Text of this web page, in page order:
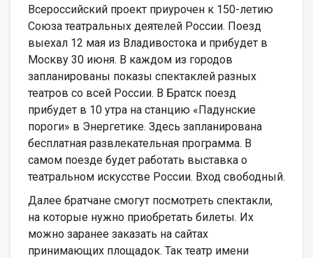
Всероссийский проект приурочен к 150-летию
Союза театральных деятелей России. Поезд
выехал 12 мая из Владивостока и прибудет в
Москву 30 июня. В каждом из городов
запланированы показы спектаклей разных
театров со всей России. В Братск поезд
прибудет в 10 утра на станцию «Падунские
пороги» в Энергетике. Здесь запланирована
бесплатная развлекательная программа. В
самом поезде будет работать выставка о
театральном искусстве России. Вход свободный.
Далее братчане смогут посмотреть спектакли,
на которые нужно приобретать билеты. Их
можно заранее заказать на сайтах
принимающих площадок. Так театр имени